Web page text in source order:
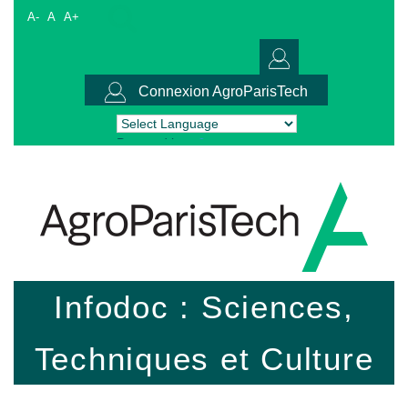
A- A A+
Connexion AgroParisTech
Powered by Translate
Infodoc : Sciences,
Techniques et Culture